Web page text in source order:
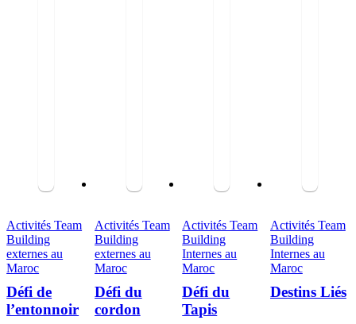
Activités Team
Building
externes au
Maroc
Défi de
l’entonnoir
Activités Team
Building
externes au
Maroc
Défi du
cordon
Activités Team
Building
Internes au
Maroc
Défi du
Tapis
Activités Team
Building
Internes au
Maroc
Destins Liés